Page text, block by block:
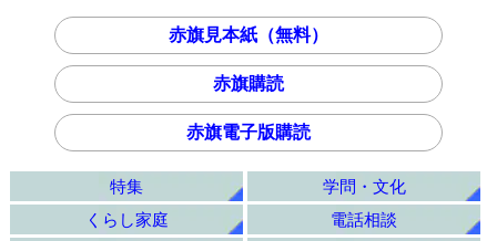
赤旗見本紙（無料）
赤旗購読
赤旗電子版購読
特集
学問・文化
くらし家庭
電話相談